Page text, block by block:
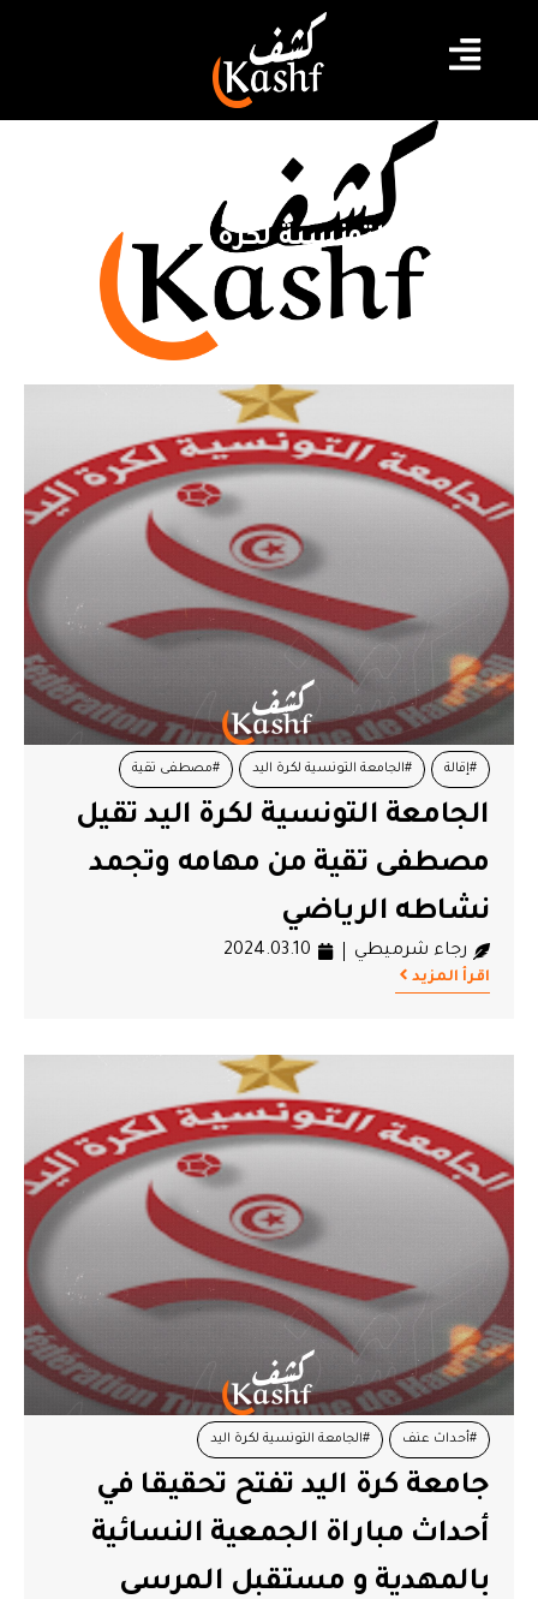
الجامعة التونسية لكرة اليد
#إقالة #الجامعة التونسية لكرة اليد #مصطفى تقية
الجامعة التونسية لكرة اليد تقيل
مصطفى تقية من مهامه وتجمد
نشاطه الرياضي
رجاء شرميطي 2024.03.10
اقرأ المزيد
#أحداث عنف #الجامعة التونسية لكرة اليد
#الجمعية النسائية بالمهدية #تحقيق #مستقبل المرسى
جامعة كرة اليد تفتح تحقيقا في
أحداث مباراة الجمعية النسائية
بالمهدية و مستقبل المرسى